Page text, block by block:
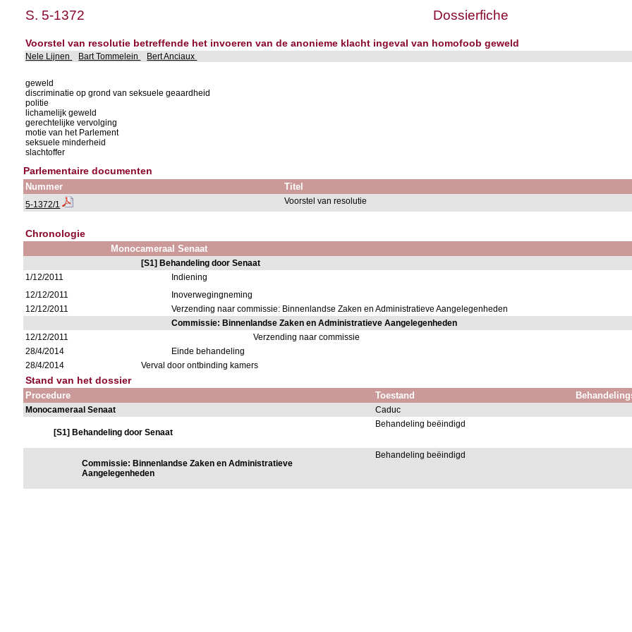
S. 5-1372 Dossierfiche
Voorstel van resolutie betreffende het invoeren van de anonieme klacht ingeval van homofoob geweld
Nele Lijnen Bart Tommelein Bert Anciaux
geweld
discriminatie op grond van seksuele geaardheid
politie
lichamelijk geweld
gerechtelijke vervolging
motie van het Parlement
seksuele minderheid
slachtoffer
Parlementaire documenten
Nummer Titel
5-1372/1 Voorstel van resolutie
Chronologie
Monocameraal Senaat
[S1] Behandeling door Senaat
1/12/2011
Indiening
12/12/2011
Inoverwegingneming
12/12/2011
Verzending naar commissie: Binnenlandse Zaken en Administratieve Aangelegenheden
Commissie: Binnenlandse Zaken en Administratieve Aangelegenheden
12/12/2011
Verzending naar commissie
28/4/2014
Einde behandeling
28/4/2014
Verval door ontbinding kamers
Stand van het dossier
Procedure Toestand
Monocameraal Senaat Caduc
[S1] Behandeling door Senaat
Behandeling beëindigd
Commissie: Binnenlandse Zaken en Administratieve
Aangelegenheden
Behandeling beëindigd